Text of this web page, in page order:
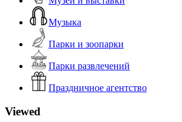
Музыка
Парки и зоопарки
Парки развлечений
Праздничное агентство
Viewed